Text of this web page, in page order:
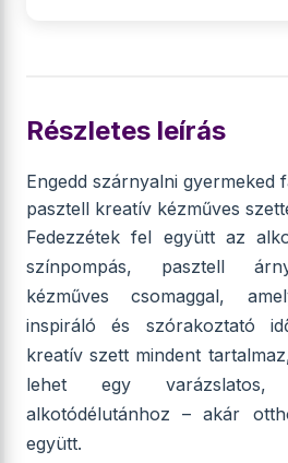
Részletes leírás
Engedd szárnyalni gyermeked
pasztell kreatív kézműves
Fedezzétek fel együtt az
színpompás, pasztell
kézműves csomaggal,
inspiráló és szórakoztató
kreatív szett mindent
lehet egy varázslatos,
alkotódélutánhoz – akár
együtt.